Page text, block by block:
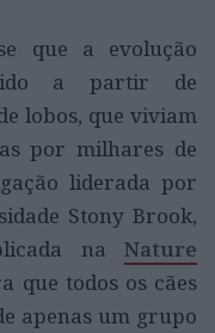
que a evolução
a partir de
lobos, que viviam
por milhares de
liderada por
Stony Brook,
na Nature
que todos os cães
apenas um grupo